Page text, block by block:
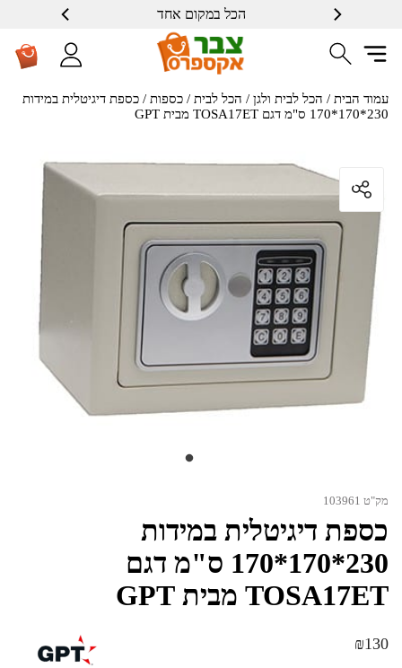
הכל במקום אחד
עמוד הבית / הכל לבית ולגן / הכל לבית / כספות / כספת דיגיטלית במידות
230*170*170 ס"מ דגם TOSA17ET מבית GPT
מק"ט 103961
כספת דיגיטלית במידות
230*170*170 ס"מ דגם
TOSA17ET מבית GPT
₪130